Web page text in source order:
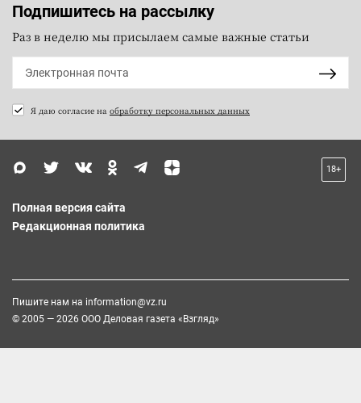
Подпишитесь на рассылку
Раз в неделю мы присылаем самые важные статьи
Я даю согласие на обработку персональных данных
18+
Полная версия сайта
Редакционная политика
Пишите нам на information@vz.ru
© 2005 — 2026 ООО Деловая газета «Взгляд»